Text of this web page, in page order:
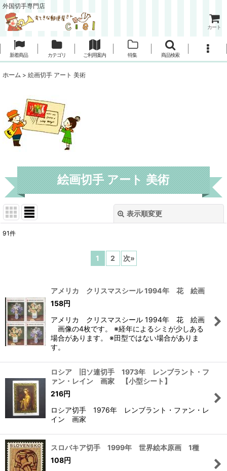
外国切手専門店
カート
新着商品 カテゴリ ご利用案内 特集 商品検索
ホーム > 絵画切手 アート 美術
絵画切手 アート 美術
表示順変更
絞り込む
91件
1 2 次»
アメリカ クリスマスシール 1994年 花 絵画
158円
アメリカ クリスマスシール 1994年 花 絵画
画像の4枚です。 ※経年によるシミが少しある
場合があります。 ※田型ではない場合がありま
す。
ロシア 旧ソ連切手 1973年 レンブラント・フ
ァン・レイン 画家 【小型シート】
216円
ロシア切手 1976年 レンブラント・ファン・レ
イン 画家
スロバキア切手 1999年 世界絵本原画 1種
108円